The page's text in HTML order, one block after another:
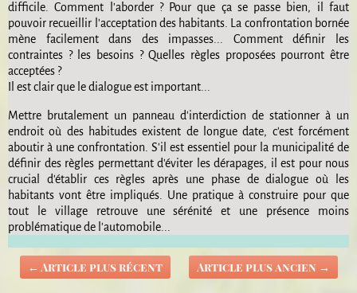
difficile. Comment l'aborder ? Pour que ça se passe bien, il faut
pouvoir recueillir l'acceptation des habitants. La confrontation bornée
mène facilement dans des impasses... Comment définir les
contraintes ? les besoins ? Quelles règles proposées pourront être
acceptées ?
Il est clair que le dialogue est important...
Mettre brutalement un panneau d'interdiction de stationner à un
endroit où des habitudes existent de longue date, c'est forcément
aboutir à une confrontation. S'il est essentiel pour la municipalité de
définir des règles permettant d'éviter les dérapages, il est pour nous
crucial d'établir ces règles après une phase de dialogue où les
habitants vont être impliqués. Une pratique à construire pour que
tout le village retrouve une sérénité et une présence moins
problématique de l'automobile...
← Article plus récent Article plus ancien →